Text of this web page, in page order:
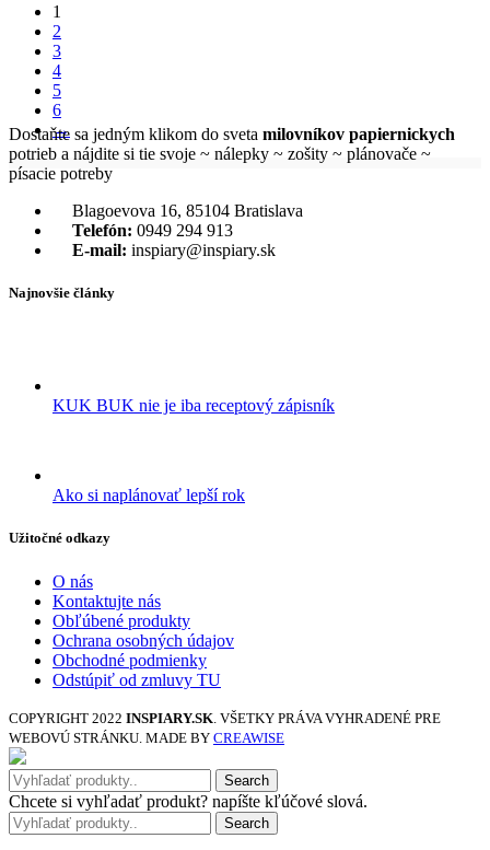
1
2
3
4
5
6
→
Dostaňte sa jedným klikom do sveta milovníkov papiernickych
potrieb a nájdite si tie svoje ~ nálepky ~ zošity ~ plánovače ~
písacie potreby
Blagoevova 16, 85104 Bratislava
Telefón: 0949 294 913
E-mail: inspiary@inspiary.sk
Najnovšie články
KUK BUK nie je iba receptový zápisník
Ako si naplánovať lepší rok
Užitočné odkazy
O nás
Kontaktujte nás
Obľúbené produkty
Ochrana osobných údajov
Obchodné podmienky
Odstúpiť od zmluvy TU
COPYRIGHT 2022 INSPIARY.SK . VŠETKY PRÁVA VYHRADENÉ PRE
WEBOVÚ STRÁNKU. MADE BY CREAWISE
Search
Chcete si vyhľadať produkt? napíšte kľúčové slová.
Search